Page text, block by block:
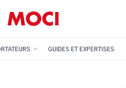
GUIDES ET EXPERTISES